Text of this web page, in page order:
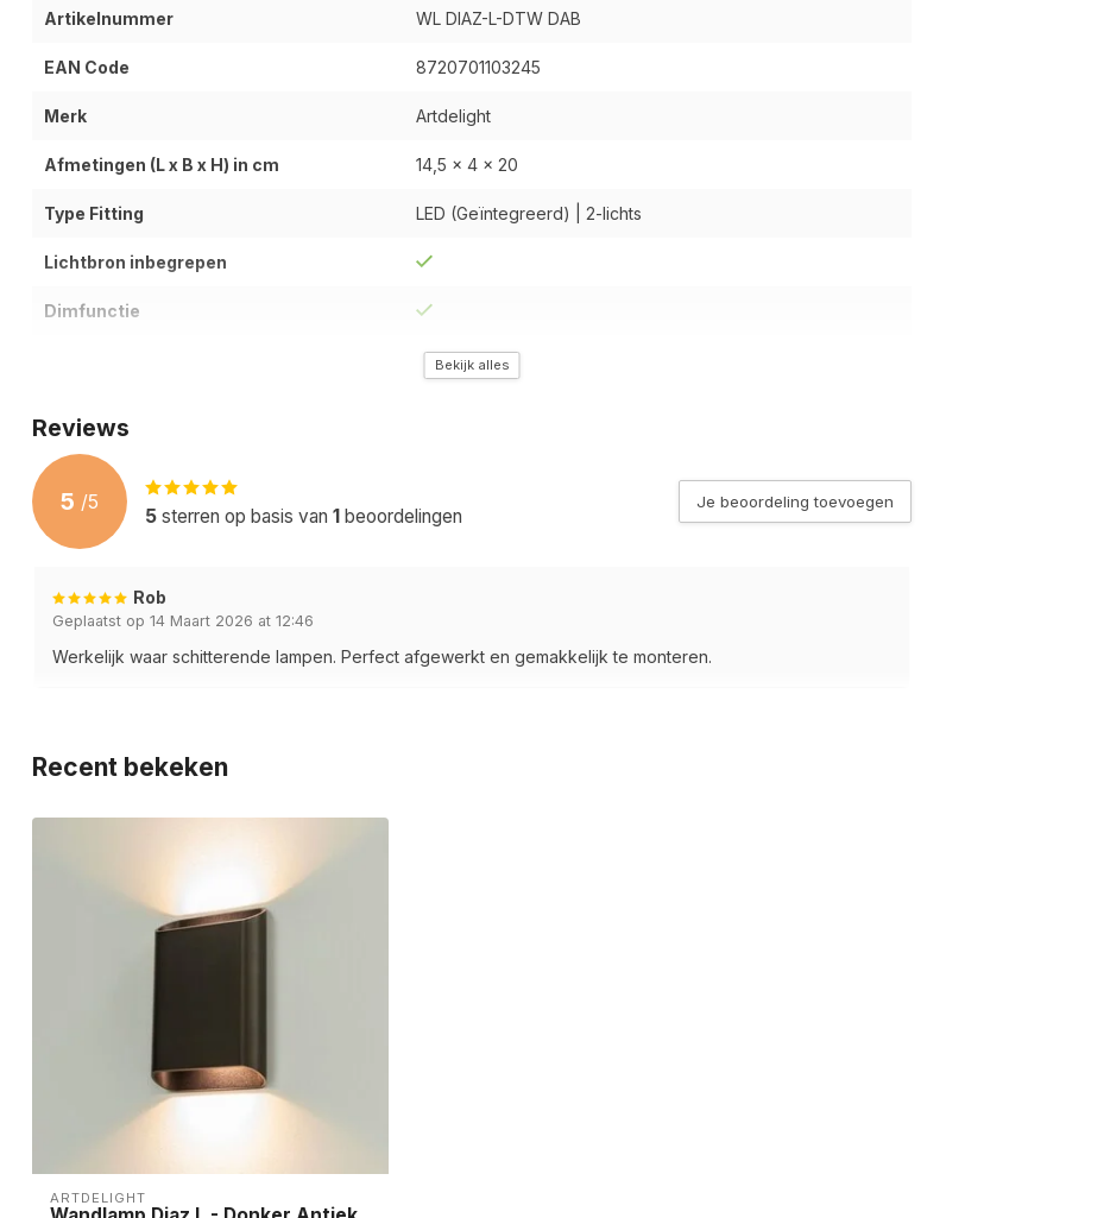
Artikelnummer WL DIAZ-L-DTW DAB
EAN Code 8720701103245
Merk Artdelight
Afmetingen (L x B x H) in cm 14,5 x 4 x 20
Type Fitting LED (Geïntegreerd) | 2-lichts
Lichtbron inbegrepen
Dimfunctie
Metaal
Wattage / Lichtopbrengt (Lumen)
Kleurtemperatuur (Kelvin) 1800-3000 Kelvin - Extra Warm Wit tot Zeer Warm Wit
IP-Waarde
Energieklasse
Garantietermijn 2 Jaar
Bekijk alles
Reviews
5 /5
5 sterren op basis van 1 beoordelingen
Je beoordeling toevoegen
Rob
Geplaatst op 14 Maart 2026 at 12:46
Werkelijk waar schitterende lampen. Perfect afgewerkt en gemakkelijk te monteren.
Recent bekeken
ARTDELIGHT